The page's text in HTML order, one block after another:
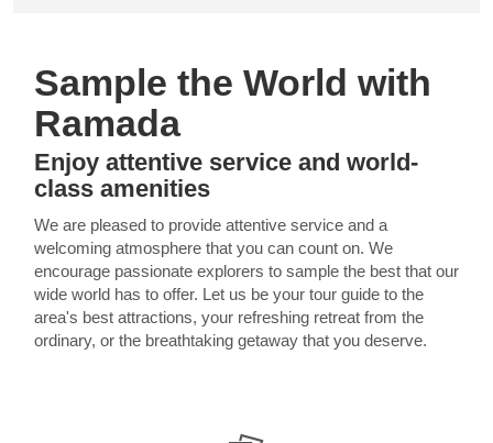
Sample the World with
Ramada
Enjoy attentive service and world-
class amenities
We are pleased to provide attentive service and a
welcoming atmosphere that you can count on. We
encourage passionate explorers to sample the best that our
wide world has to offer. Let us be your tour guide to the
area's best attractions, your refreshing retreat from the
ordinary, or the breathtaking getaway that you deserve.